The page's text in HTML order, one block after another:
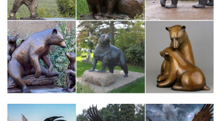
Статуэтки серии "Собаки" – купить в интернет магазине…
Статуэтки серии "Собаки". Доставка по Москве и в другие
регионы. Самовывоз. Большой каталог. Фото. Цены. Телефоны
для заказа: +7 (495) 970-76-41, +7 (495) 955-91-15. Интернет
магазин Бельведор.
Статуэтки символы года в Москве. Сравнить цены, купить…
Статуэтки символы года. Продажа, поиск, поставщики и
магазины, цены в Москве.В наличии. Хрустальная статуэтка
Символ Года Собака мал 147461.460 руб. В наличии.